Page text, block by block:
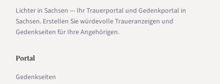
Lichter in Sachsen — Ihr Trauerportal und Gedenkportal in
Sachsen. Erstellen Sie würdevolle Traueranzeigen und
Gedenkseiten für Ihre Angehörigen.
Portal
Gedenkseiten